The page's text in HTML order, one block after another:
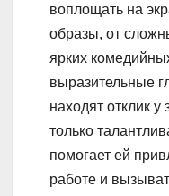
воплощать на
образы, от
ярких
выразительные
находят отклик у
только
помогает ей
работе и